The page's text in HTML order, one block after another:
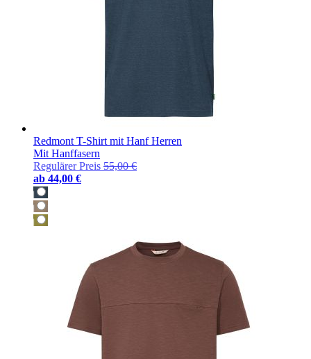
Redmont T-Shirt mit Hanf Herren
Mit Hanffasern
Regulärer Preis 55,00 €
ab 44,00 €